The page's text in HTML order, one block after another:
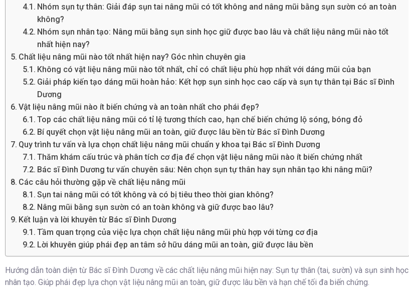
Nhóm sụn tự thân: Giải đáp sụn tai nâng mũi có tốt không and nâng mũi bằng sụn sườn có an toàn
không?
Nhóm sụn nhân tạo: Nâng mũi bằng sụn sinh học giữ được bao lâu và chất liệu nâng mũi nào tốt
nhất hiện nay?
Chất liệu nâng mũi nào tốt nhất hiện nay? Góc nhìn chuyên gia
Không có vật liệu nâng mũi nào tốt nhất, chỉ có chất liệu phù hợp nhất với dáng mũi của bạn
Giải pháp kiến tạo dáng mũi hoàn hảo: Kết hợp sụn sinh học cao cấp và sụn tự thân tại Bác sĩ Đình
Dương
Vật liệu nâng mũi nào ít biến chứng và an toàn nhất cho phái đẹp?
Top các chất liệu nâng mũi có tỉ lệ tương thích cao, hạn chế biến chứng lộ sóng, bóng đỏ
Bí quyết chọn vật liệu nâng mũi an toàn, giữ được lâu bền từ Bác sĩ Đình Dương
Quy trình tư vấn và lựa chọn chất liệu nâng mũi chuẩn y khoa tại Bác sĩ Đình Dương
Thăm khám cấu trúc và phân tích cơ địa để chọn vật liệu nâng mũi nào ít biến chứng nhất
Bác sĩ Đình Dương tư vấn chuyên sâu: Nên chọn sụn tự thân hay sụn nhân tạo khi nâng mũi?
Các câu hỏi thường gặp về chất liệu nâng mũi
Sụn tai nâng mũi có tốt không và có bị tiêu theo thời gian không?
Nâng mũi bằng sụn sườn có an toàn không và giữ được bao lâu?
Kết luận và lời khuyên từ Bác sĩ Đình Dương
Tầm quan trọng của việc lựa chọn chất liệu nâng mũi phù hợp với từng cơ địa
Lời khuyên giúp phái đẹp an tâm sở hữu dáng mũi an toàn, giữ được lâu bền
Hướng dẫn toàn diện từ Bác sĩ Đình Dương về các chất liệu nâng mũi hiện nay: Sụn tự thân (tai, sườn) và sụn sinh học
nhân tạo. Giúp phái đẹp lựa chọn vật liệu nâng mũi an toàn, giữ được lâu bền và hạn chế tối đa biến chứng.